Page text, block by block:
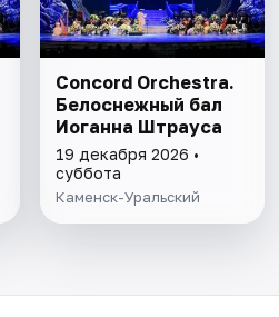
Concord Orchestra.
Белоснежный бал
Иоганна Штрауса
19 декабря 2026 •
суббота
Каменск-Уральский